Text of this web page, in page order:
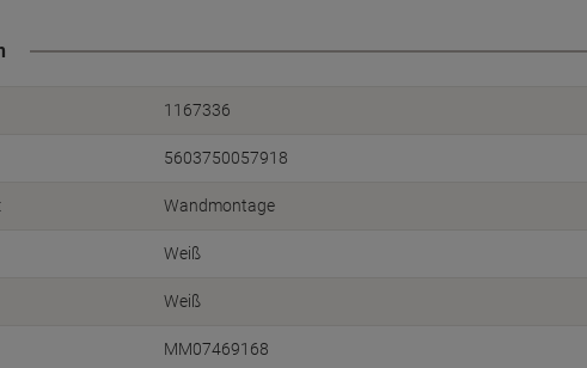
1167336
5603750057918
Wandmontage
Weiß
Weiß
MM07469168